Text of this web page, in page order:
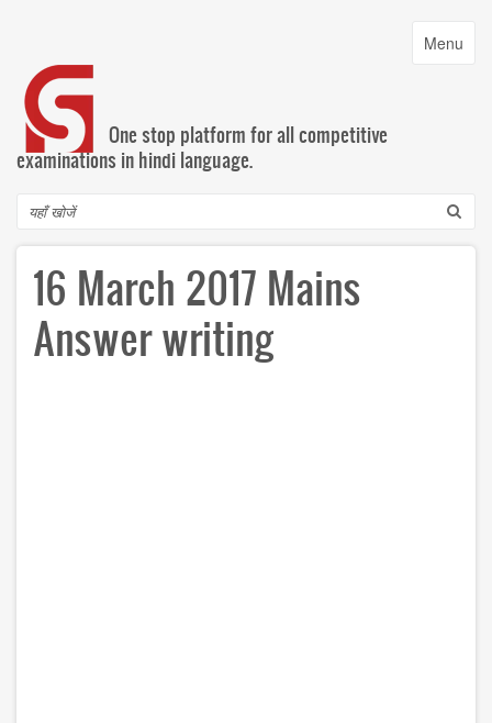
content
Toggle
Menu
One stop platform for all competitive
examinations in hindi language.
Search
16 March 2017 Mains
Answer writing